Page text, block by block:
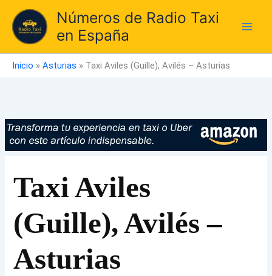
contenido
Números de Radio Taxi
en España
Inicio » Asturias » Taxi Aviles (Guille), Avilés – Asturias
Taxi Aviles
(Guille), Avilés –
Asturias